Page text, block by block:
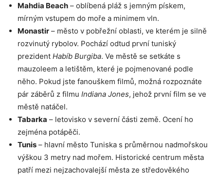
Mahdia Beach – oblíbená pláž s jemným pískem,
mírným vstupem do moře a minimem vln.
Monastir – město v pobřežní oblasti, ve kterém je silně
rozvinutý rybolov. Pochází odtud první tuniský
prezident Habíb Burgiba. Ve městě se setkáte s
mauzoleem a letištěm, které je pojmenované podle
něho. Pokud jste fanouškem filmů, možná rozpoznáte
pár záběrů z filmu Indiana Jones, jehož první film se ve
městě natáčel.
Tabarka – letovisko v severní části země. Ocení ho
zejména potápěči.
Tunis – hlavní město Tuniska s průměrnou nadmořskou
výškou 3 metry nad mořem. Historické centrum města
patří mezi nejzachovalejší města ze středověkého